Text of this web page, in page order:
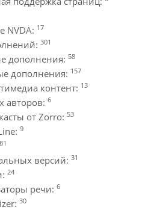
NVDA: 17
301
дополнения: 58
дополнения: 157
контент: 13
авторов: 6
от Zorro: 53
9
версий: 31
24
речи: 6
30